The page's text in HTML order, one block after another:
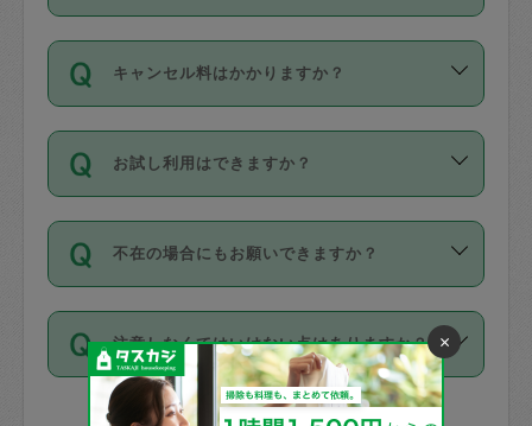
登録しています。
日本語も話せる方など様々です。
ールに記載していますので、各自の得意
を依頼してください。
ング動画を使ったセルフトレーニングの
現場トライアルを受け、合格したタスカ
ジさんが活動されています。
※テストセンターの講評は１件目のレビュ
参考
【詳細】タスカジさんの登録に際
適用されます。作業範囲は、掃除、洗
です。作業中に物を壊したり、人にけが
をさせたりした場合が対象で、補償金額
す。
写真を撮り、
詳細FAQ：
損害賠償保険について教えて
ください。
ご依頼は、現在を起点に3日後（72時間
以降）の日時から受付可能となっていま
す。
タスカジさんへ「募集」をかけることが
可能です。
キャンセル料はかかりますか？
キャンセル料には、以下の2種類がありま
す。
1. 直前キャンセル（定期、スポット契約
共通）
・タスカジさんのお仕事開始予定時間前
72時間を超える※と、以下のキャンセル
料が発生します。
お試し利用はできますか？
「お試し利用」というメニューはありま
せんが、「一回のみ」依頼を活用するこ
とによって、気に入ったタスカジさんを
まず、条件の合う気になるタスカジさ
ん、２・３人に「スポット」依頼をして
不在の場合にもお願いできますか？
不在の場合の作業はタスカジさんの同意
が必要です。数回の依頼ののち、タスカ
ジさんと依頼者の間で十分な信頼関係が
できたのち、タスカジさんに依頼してみ
注意しなくてはいけない点はありますか？
貴重品は紛失の際トラブルの元となるの
×